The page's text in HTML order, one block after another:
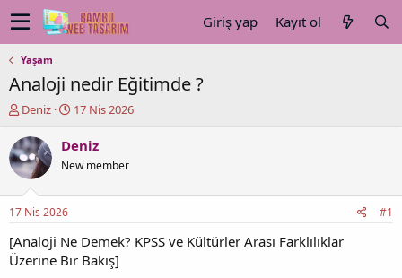
Giriş yap Kayıt ol
Yaşam
Analoji nedir Eğitimde ?
K
n
u
y
b
a
ş
a
Deniz
B
ş
a
ç
a
17 Nis 2026
Deniz
New member
17 Nis 2026 #1
[Analoji Ne Demek? KPSS ve Kültürler Arası Farklılıklar
Üzerine Bir Bakış]